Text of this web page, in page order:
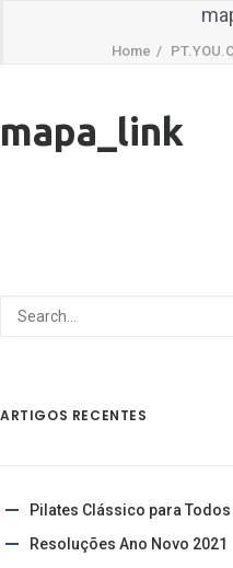
Home
mapa_link
ARTIGOS RECENTES
Pilates Clássico para Todos
Resoluções Ano Novo 2021